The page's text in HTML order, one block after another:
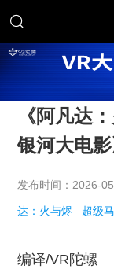
《阿凡达
银河大电
发布时间：2026-
达：火与烬 超级
编译/VR陀螺